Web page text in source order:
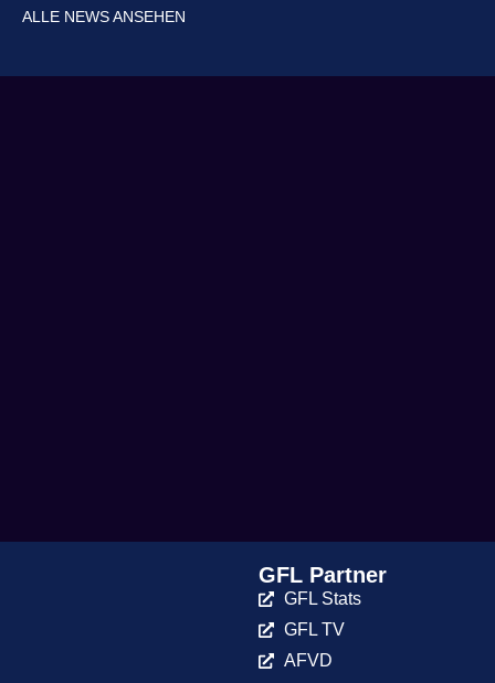
ALLE NEWS ANSEHEN
GFL Partner
GFL Stats
GFL TV
AFVD